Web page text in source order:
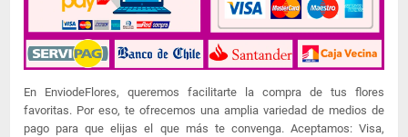
En EnviodeFlores, queremos facilitarte la compra de tus flores
favoritas. Por eso, te ofrecemos una amplia variedad de medios de
pago para que elijas el que más te convenga. Aceptamos: Visa,